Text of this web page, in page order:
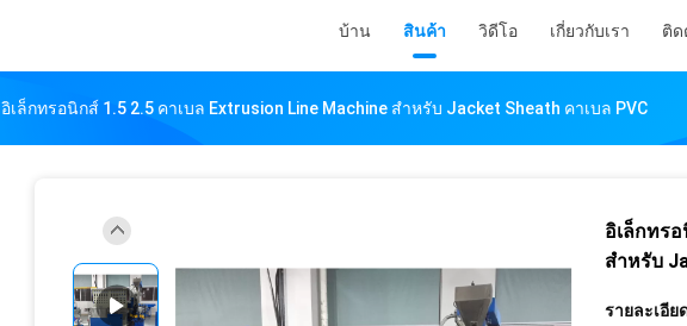
บ้าน สินค้า วิดีโอ เกี่ยวกับเรา ติด
อิเล็กทรอนิกส์ 1.5 2.5 คาเบล Extrusion Line Machine สําหรับ Jacket Sheath คาเบล PVC
อิเล็กทร
สําหรับ
รายละเอีย